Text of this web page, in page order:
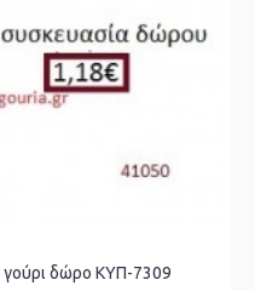
γούρι δώρο ΚΥΠ-7309